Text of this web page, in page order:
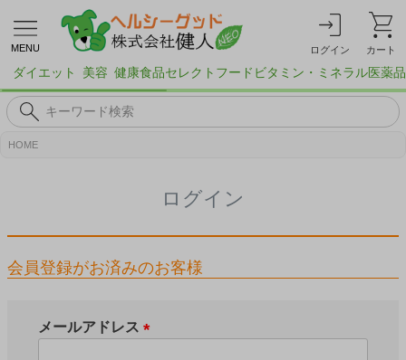
MENU ログイン カート
ダイエット 美容 健康食品セレクトフード ビタミン・ミネラル医薬品
HOME
ログイン
会員登録がお済みのお客様
メールアドレス